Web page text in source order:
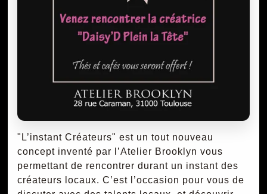
"L’instant Créateurs" est un tout nouveau
concept inventé par l’Atelier Brooklyn vous
permettant de rencontrer durant un instant des
créateurs locaux. C’est l’occasion pour vous de